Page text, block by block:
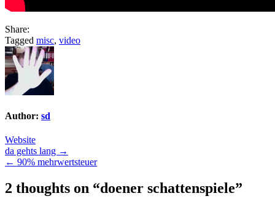
Share:
Tagged misc, video
Author: sd
Website
Post
navigation
da gehts lang →
← 90% mehrwertsteuer
2 thoughts on “doener schattenspiele”